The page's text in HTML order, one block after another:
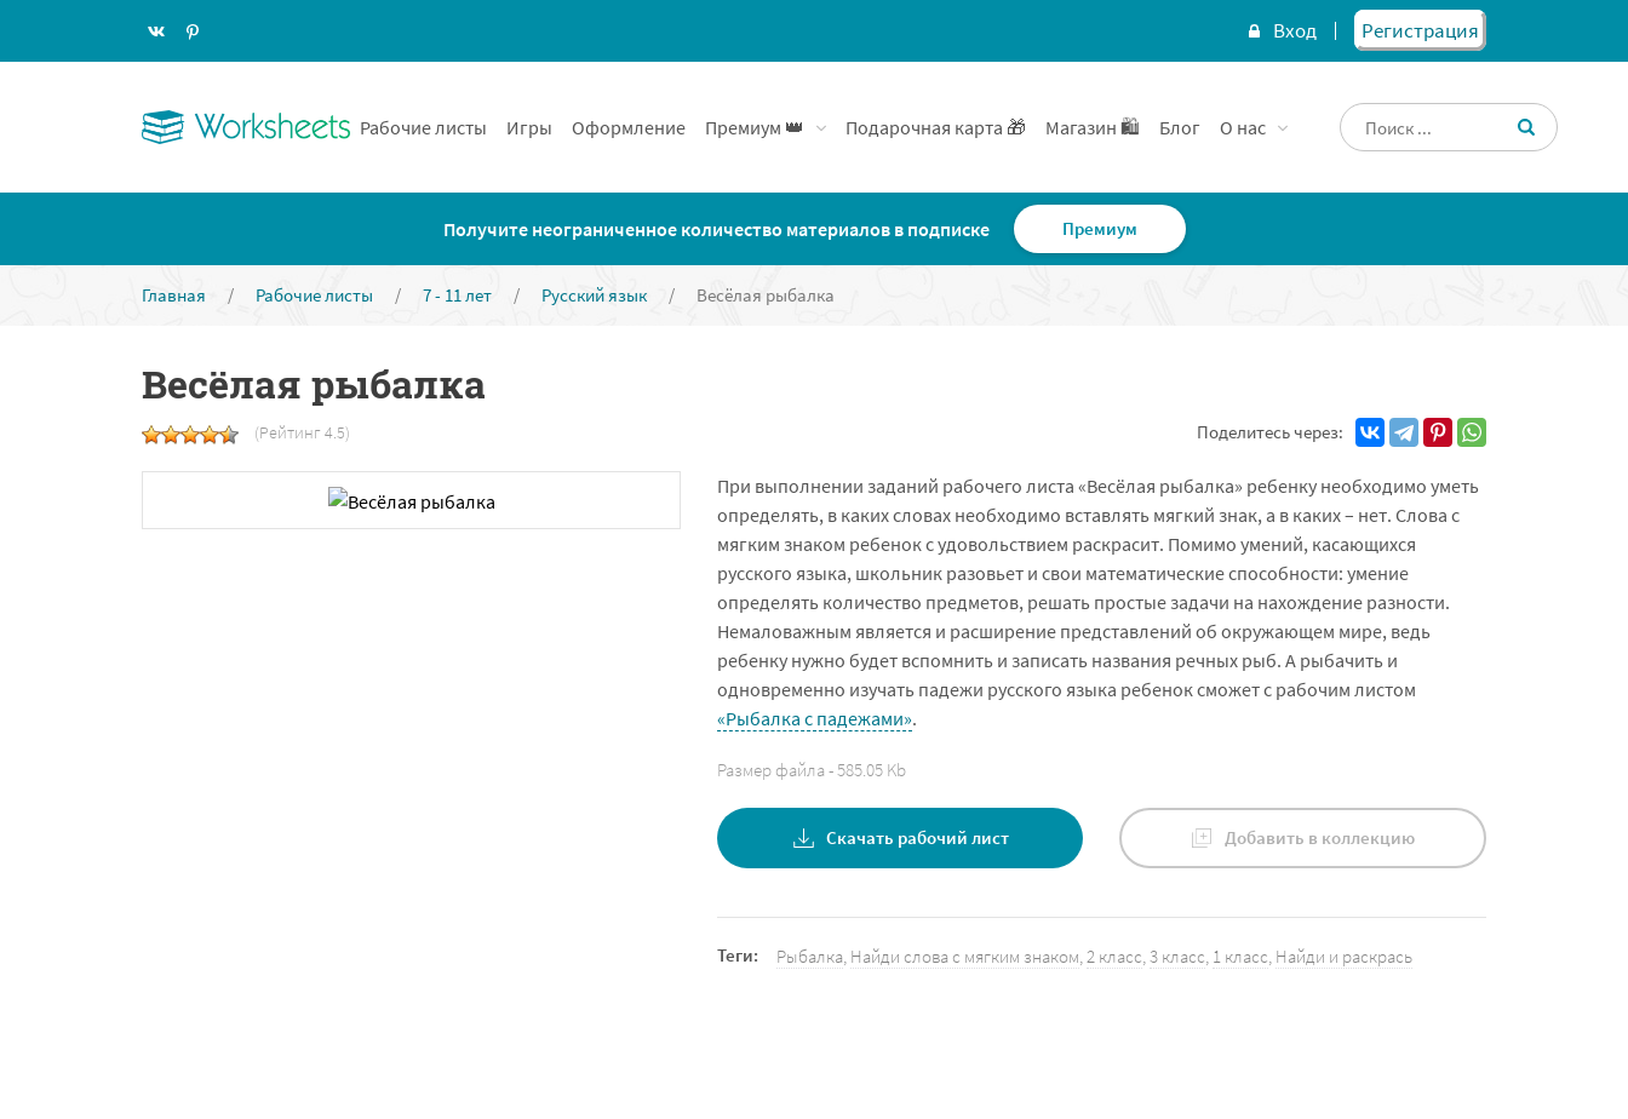
Вход Регистрация
Рабочие листы Игры Оформление Премиум 👑 Подарочная карта 🎁 Магазин 🛍️ Блог О нас
Получите неограниченное количество материалов в подписке Премиум
Главная / Рабочие листы / 7 - 11 лет / Русский язык / Весёлая рыбалка
Весёлая рыбалка
(Рейтинг 4.5) Поделитесь через:
При выполнении заданий рабочего листа «Весёлая рыбалка» ребенку необходимо уметь
определять, в каких словах необходимо вставлять мягкий знак, а в каких – нет. Слова с
мягким знаком ребенок с удовольствием раскрасит. Помимо умений, касающихся
русского языка, школьник разовьет и свои математические способности: умение
определять количество предметов, решать простые задачи на нахождение разности.
Немаловажным является и расширение представлений об окружающем мире, ведь
ребенку нужно будет вспомнить и записать названия речных рыб. А рыбачить и
одновременно изучать падежи русского языка ребенок сможет с рабочим листом
«Рыбалка с падежами».
Размер файла - 585.05 Kb
Скачать рабочий лист Добавить в коллекцию
Теги: Рыбалка, Найди слова с мягким знаком,2 класс,3 класс, 1 класс, Найди и раскрась